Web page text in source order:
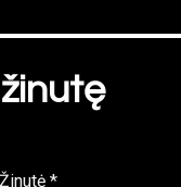
Žinutė *